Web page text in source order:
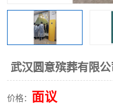
武汉圆意殡葬有限
价格： 面议